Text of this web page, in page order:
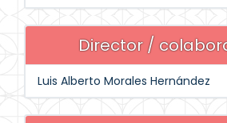
Director /
Luis Alberto Morales Hernández